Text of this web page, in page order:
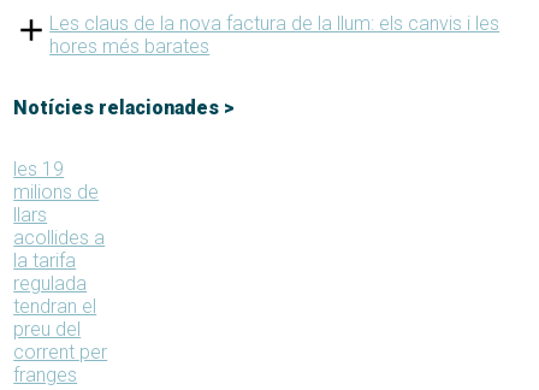
Les claus de la nova factura de la llum: els canvis i les
hores més barates
Notícies relacionades >
les 19
milions de
llars
acollides a
la tarifa
regulada
tendran el
preu del
corrent per
franges